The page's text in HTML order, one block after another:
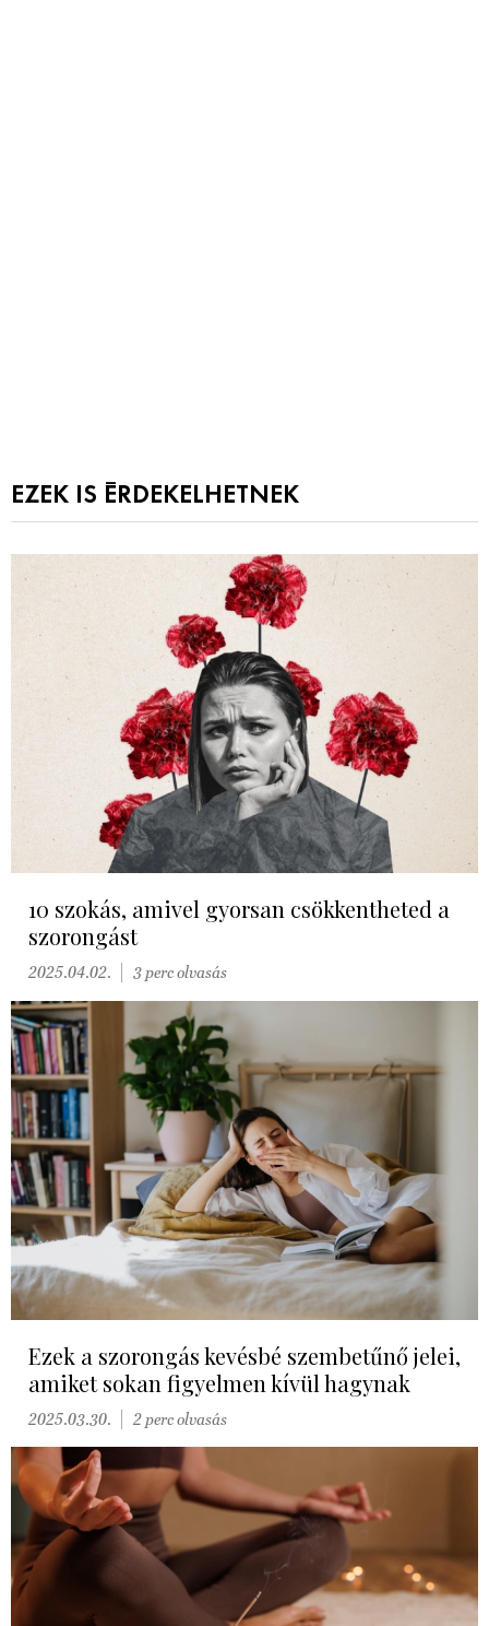
EZEK IS ÉRDEKELHETNEK
10 szokás, amivel gyorsan csökkentheted a
szorongást
2025.04.02. 3 perc olvasás
Ezek a szorongás kevésbé szembetűnő jelei,
amiket sokan figyelmen kívül hagynak
2025.03.30. 2 perc olvasás